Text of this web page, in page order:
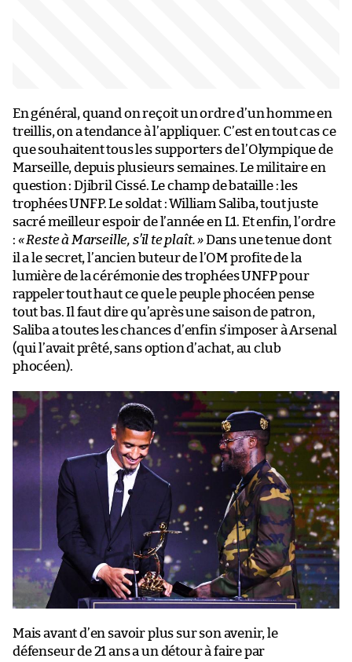
En général, quand on reçoit un ordre d’un homme en
treillis, on a tendance à l’appliquer. C’est en tout cas ce
que souhaitent tous les supporters de l’Olympique de
Marseille, depuis plusieurs semaines. Le militaire en
question : Djibril Cissé. Le champ de bataille : les
trophées UNFP. Le soldat : William Saliba, tout juste
sacré meilleur espoir de l’année en L1. Et enfin, l’ordre
: « Reste à Marseille, s’il te plaît. »Dans une tenue dont
il a le secret, l’ancien buteur de l’OM profite de la
lumière de la cérémonie des trophées UNFP pour
rappeler tout haut ce que le peuple phocéen pense
tout bas. Il faut dire qu’après une saison de patron,
Saliba a toutes les chances d’enfin s’imposer à Arsenal
(qui l’avait prêté, sans option d’achat, au club
phocéen).
Mais avant d’en savoir plus sur son avenir, le
défenseur de 21 ans a un détour à faire par